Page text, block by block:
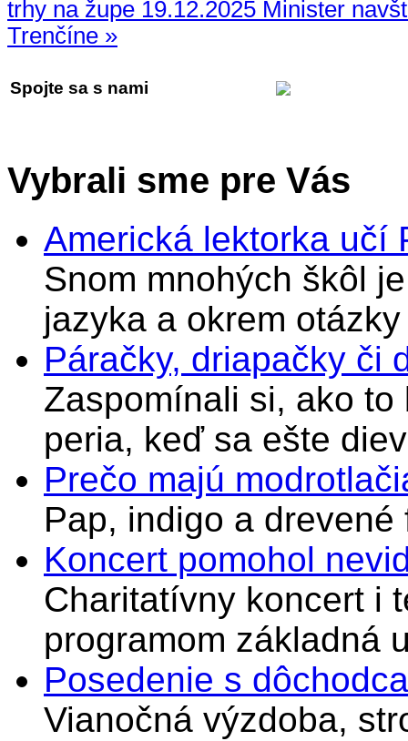
trhy na župe 19.12.2025 Minister
Trenčíne »
Spojte sa s nami
Vybrali sme pre Vás
Americká lektorka učí
Snom mnohých škôl
jazyka a okrem
Páračky, driapačky či
Zaspomínali si, ako
peria, keď sa ešte
Prečo majú
Pap, indigo a drevené
Koncert pomohol
Charitatívny koncert i
programom základná
Posedenie s
Vianočná výzdoba,